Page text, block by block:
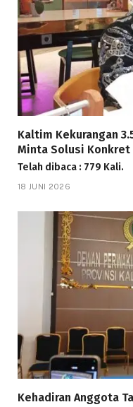
Kaltim Kekurangan
Minta Solusi Konkret
Telah dibaca : 779 Kali.
18 JUNI 2026
Kehadiran Anggota